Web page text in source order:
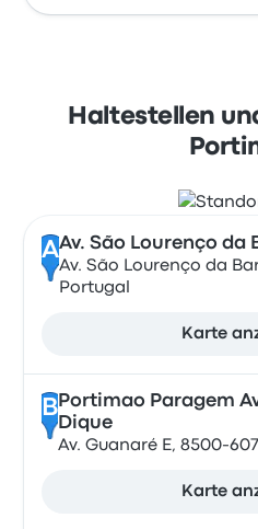
Haltestellen
AAv. São Lourenço da
Av. São Lourenço da
Portugal
Karte
B Portimao Paragem
Dique
Av. Guanaré E, 8500-
Karte